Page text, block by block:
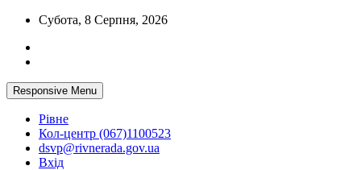
Skip
content
Субота, 8 Серпня, 2026
Responsive Menu
Рівне
Кол-центр (067)1100523
dsvp@rivnerada.gov.ua
Вхід